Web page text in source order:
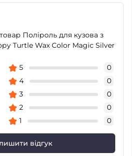
Поліроль для кузова з
Turtle Wax Color Magic Silver
5
0
4
0
3
0
2
0
1
0
відгук